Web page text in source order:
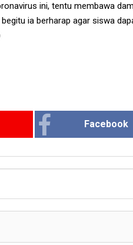
ini, tentu membawa
ia berharap agar siswa
Facebook